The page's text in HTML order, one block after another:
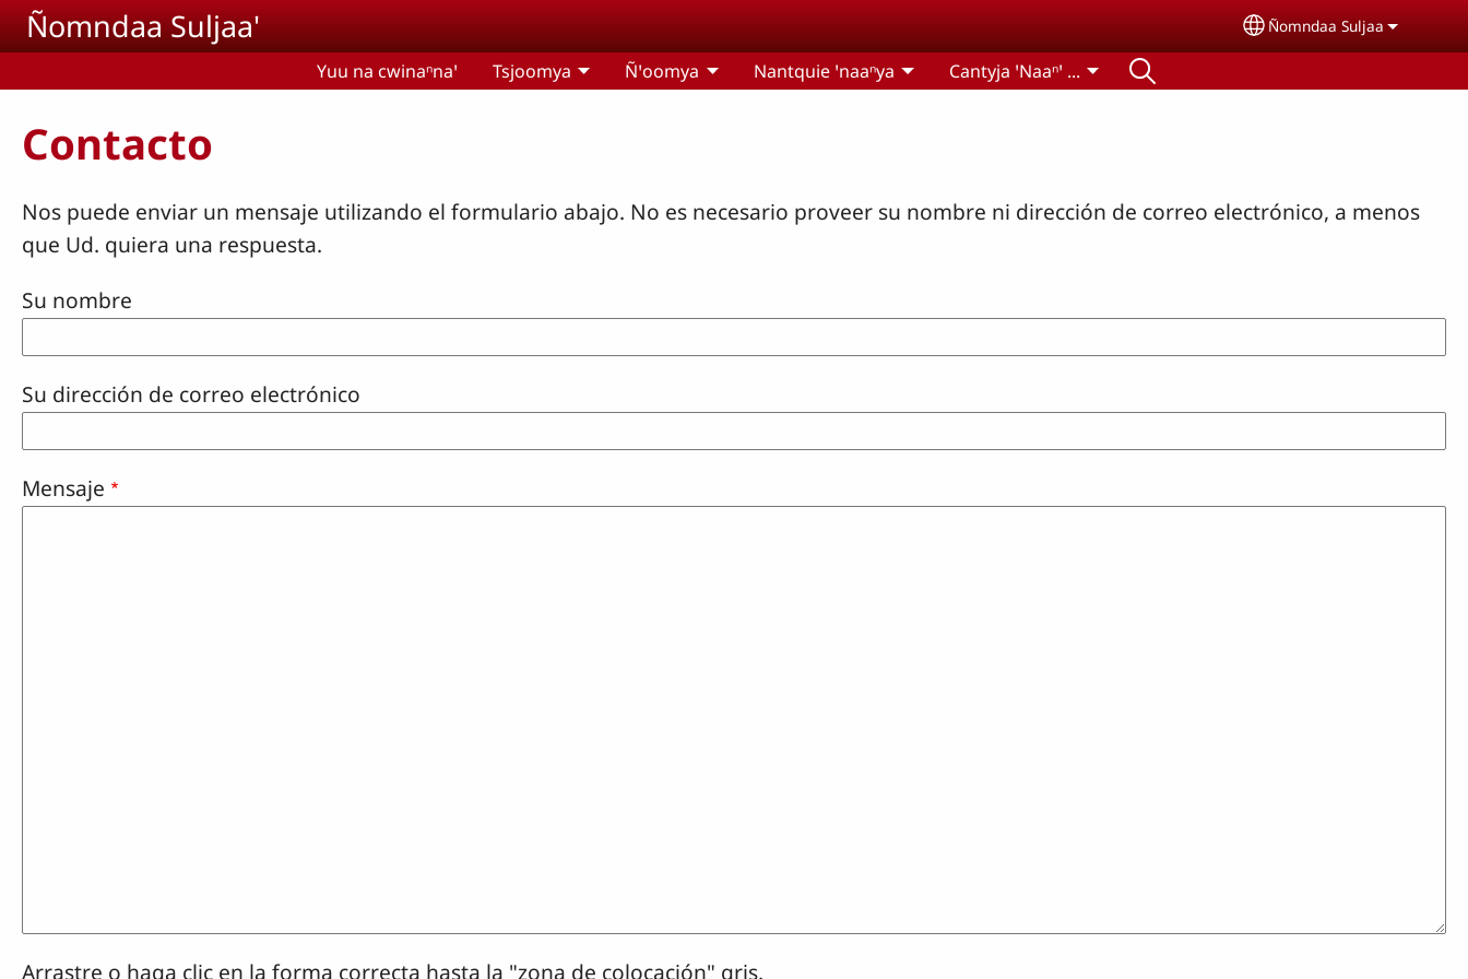
Pasar al contenido principal
Ñomndaa Suljaa' Select your language
Ñomndaa Suljaa
Yuu na cwinaⁿnaꞌ Tsjoomya Ñꞌoomya Nantquie ꞌnaaⁿya Cantyja ꞌNaaⁿꞌ ...
Contacto
Nos puede enviar un mensaje utilizando el formulario abajo. No es necesario proveer su nombre ni dirección de correo electrónico, a menos
que Ud. quiera una respuesta.
Su nombre
Su dirección de correo electrónico
Mensaje
Arrastre o haga clic en la forma correcta hasta la "zona de colocación" gris.